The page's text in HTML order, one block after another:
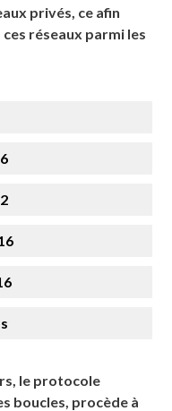
privés, ce afin
réseaux parmi les
le protocole
boucles, procède à